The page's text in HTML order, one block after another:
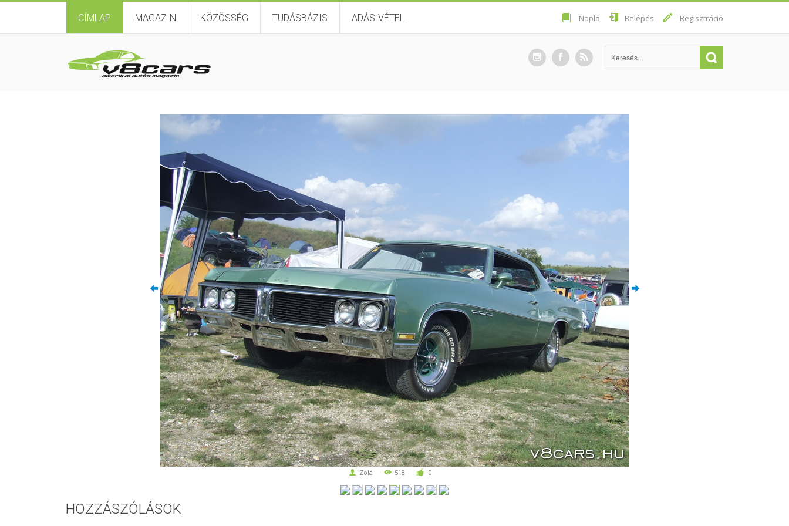
CÍMLAP MAGAZIN KÖZÖSSÉG TUDÁSBÁZIS ADÁS-VÉTEL Napló Belépés Regisztráció
Zola 518 0
HOZZÁSZÓLÁSOK